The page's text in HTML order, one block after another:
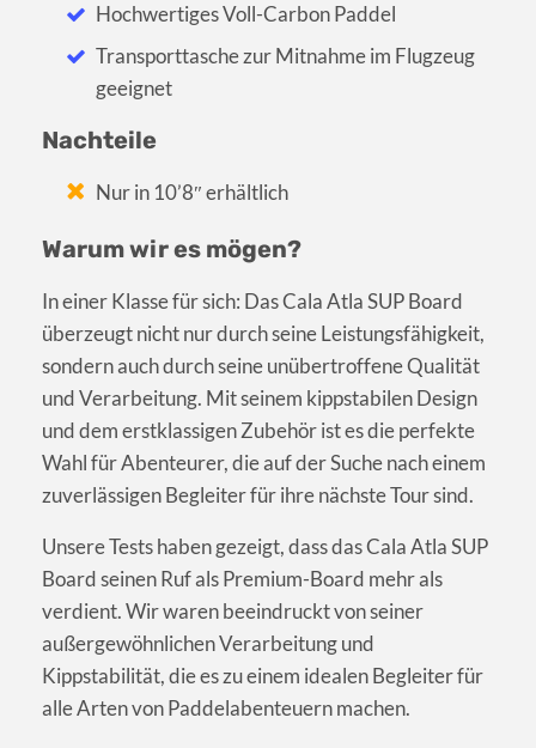
Hochwertiges Voll-Carbon Paddel
Transporttasche zur Mitnahme im Flugzeug
geeignet
Nachteile
Nur in 10’8″ erhältlich
Warum wir es mögen?
In einer Klasse für sich: Das Cala Atla SUP Board
überzeugt nicht nur durch seine Leistungsfähigkeit,
sondern auch durch seine unübertroffene Qualität
und Verarbeitung. Mit seinem kippstabilen Design
und dem erstklassigen Zubehör ist es die perfekte
Wahl für Abenteurer, die auf der Suche nach einem
zuverlässigen Begleiter für ihre nächste Tour sind.
Unsere Tests haben gezeigt, dass das Cala Atla SUP
Board seinen Ruf als Premium-Board mehr als
verdient. Wir waren beeindruckt von seiner
außergewöhnlichen Verarbeitung und
Kippstabilität, die es zu einem idealen Begleiter für
alle Arten von Paddelabenteuern machen.